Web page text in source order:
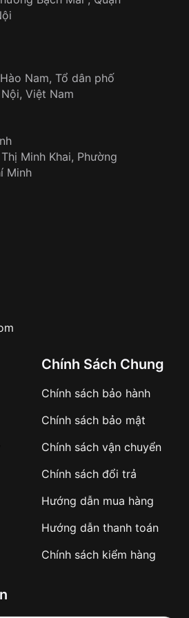
tra và thanh toán trực tiếp
toán khi nhận hàng hoặc
lý đơn hàng nhanh chóng
trạng hủy đơn không mong
lợi khách hàng
khách hàng trong suốt quá
Nam, Tổ dân phố
Việt Nam
Minh Khai, Phường
Minh
Chính Sách Chung
Chính sách bảo hành
Chính sách bảo mật
Chính sách vận chuyển
Chính sách đổi trả
Hướng dẫn mua hàng
Hướng dẫn thanh toán
Chính sách kiểm hàng